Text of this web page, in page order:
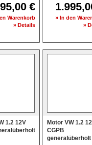
€
Warenkorb
» Details
» In den
»
1.2 12V
Motor VW 1.2
CGPB
generalüberholt